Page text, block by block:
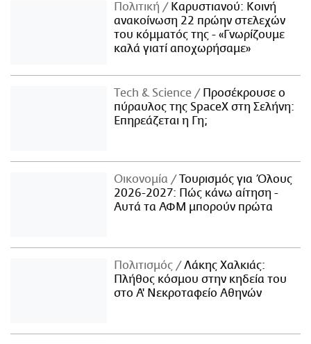
Πολιτική
Καρυστιανού: Κοινή
ανακοίνωση 22 πρώην στελεχών
του κόμματός της - «Γνωρίζουμε
καλά γιατί αποχωρήσαμε»
Τech & Science
Προσέκρουσε ο
πύραυλος της SpaceX στη Σελήνη:
Επηρεάζεται η Γη;
Οικονομία
Τουρισμός για Όλους
2026-2027: Πώς κάνω αίτηση -
Αυτά τα ΑΦΜ μπορούν πρώτα
Πολιτισμός
Λάκης Χαλκιάς:
Πλήθος κόσμου στην κηδεία του
στο Α' Νεκροταφείο Αθηνών